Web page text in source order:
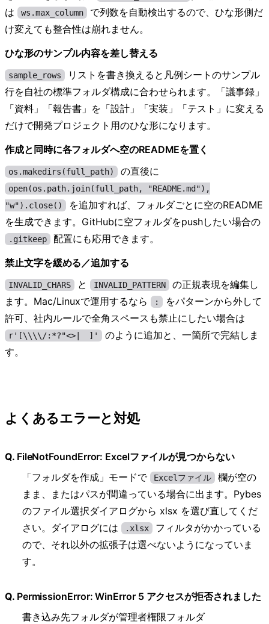
は
ws.max_column
で列数を自動検出するので、ひな形側だ
け変えても整合性は崩れません。
ひな形のサンプル内容を差し替える
sample_rows
リストを書き換えると凡例シートのサンプル
行を自社の標準フォルダ構成に合わせられます。「議事録」
「資料」「報告書」を「設計」「実装」「テスト」に変える
だけで開発プロジェクト用のひな形になります。
作成と同時に各フォルダへ空のREADMEを置く
os.makedirs(full_path) の直後に
open(os.path.join(full_path, "README.md"),
"w").close()
を追加すれば、フォルダごとに空のREADME
を生成できます。GitHubに空フォルダをpushしたい場合の
.gitkeep
配置にも応用できます。
禁止文字を緩める／追加する
INVALID_CHARS と INVALID_PATTERN
の正規表現を編集し
ます。Mac/Linuxで運用するなら
:
をパターンから外して
許可、社内ルールで全角スペースも禁止にしたい場合は
r'[\\\\/:*?"<>| ]'
のように追加と、一箇所で完結しま
す。
よくあるエラーと対処
FileNotFoundError: Excelファイルが見つからない
「フォルダを作成」モードで
Excelファイル 欄が空の
まま、またはパスが間違っている場合に出ます。Pybes
のファイル選択ダイアログから xlsx を選び直してくだ
さい。ダイアログには
.xlsx フィルタがかかっている
ので、それ以外の拡張子は選べないようになっていま
す。
PermissionError: WinError 5 アクセスが拒否されました
書き込み先フォルダが管理者権限フォルダ